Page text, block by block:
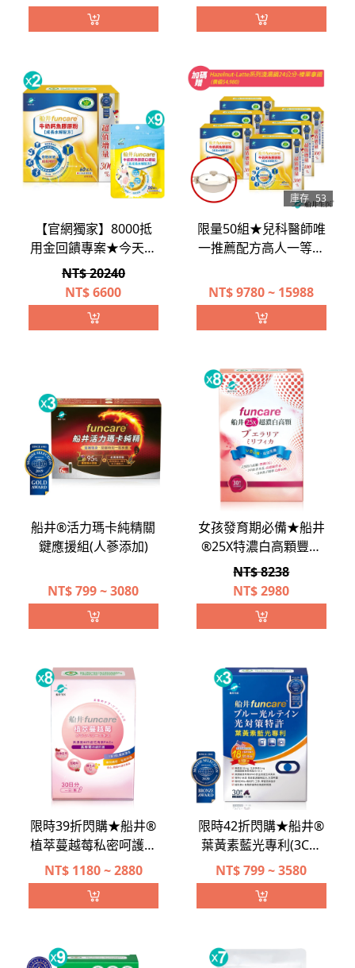
用金回饋專案★今天結
帳只要6000元★兒科
醫師指定配方高人一等
↗船井高成長®衝刺期
必買組
NT$ 20240
NT$6600
庫存
限量50組★兒科醫師唯
一推薦配方高人一等★
限時32折閃購★船井高
鍵應援組(人蔘添加)
女孩發育期必備★船井
®25X特濃白高顆豐盈
八盒組
NT$ 8238
NT$2980
限時39折閃購★船井®
植萃蔓越莓私密呵護組
(共240顆)
NT$1180 ~ 2880
限時42折閃購★船井®
葉黃素藍光專利(3C學
生專用)水潤呵護明星
組
NT$799 ~ 3580